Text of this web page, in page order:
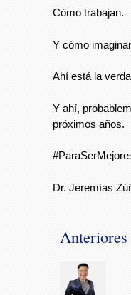
Cómo trabajan.
Y cómo
Ahí está la
Y ahí,
próximos años.
Dr. Jeremías
Anteriores